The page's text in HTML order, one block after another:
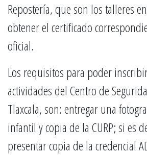
Repostería, que son los talleres
obtener el certificado
oficial.
Los requisitos para poder
actividades del Centro de
Tlaxcala, son: entregar una
infantil y copia de la CURP; si es
presentar copia de la credencial